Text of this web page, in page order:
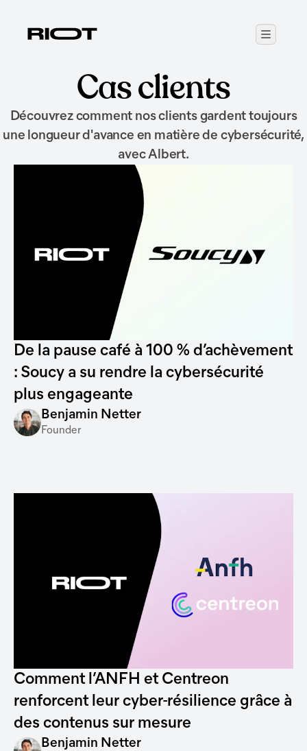
Cas clients
Découvrez comment nos clients gardent toujours
une longueur d'avance en matière de cybersécurité,
avec Albert.
De la pause café à 100 % d’achèvement
: Soucy a su rendre la cybersécurité
plus engageante
Benjamin Netter
Founder
Comment l’ANFH et Centreon
renforcent leur cyber-résilience grâce à
des contenus sur mesure
Benjamin Netter